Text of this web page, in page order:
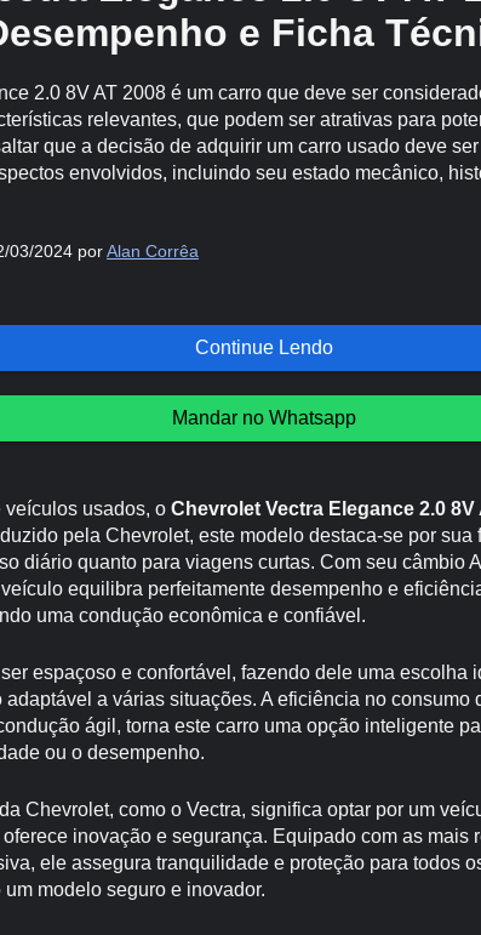
e Ficha
2.0 8V AT 2008 é um carro que deve ser
relevantes, que podem ser atrativas para
que a decisão de adquirir um carro usado deve
envolvidos, incluindo seu estado mecânico,
03/2024 porAlan Corrêa
Continue Lendo
Mandar no Whatsapp
veículos usados, o Chevrolet Vectra Elegance 2.0 8V
pela Chevrolet, este modelo destaca-se por
diário quanto para viagens curtas. Com seu câmbio
equilibra perfeitamente desempenho e
uma condução econômica e confiável.
espaçoso e confortável, fazendo dele uma escolha
a várias situações. A eficiência no consumo
ágil, torna este carro uma opção inteligente
ou o desempenho.
Chevrolet, como o Vectra, significa optar por um
inovação e segurança. Equipado com as mais
ele assegura tranquilidade e proteção para todos
modelo seguro e inovador.